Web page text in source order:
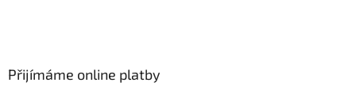
Přijímáme online platby